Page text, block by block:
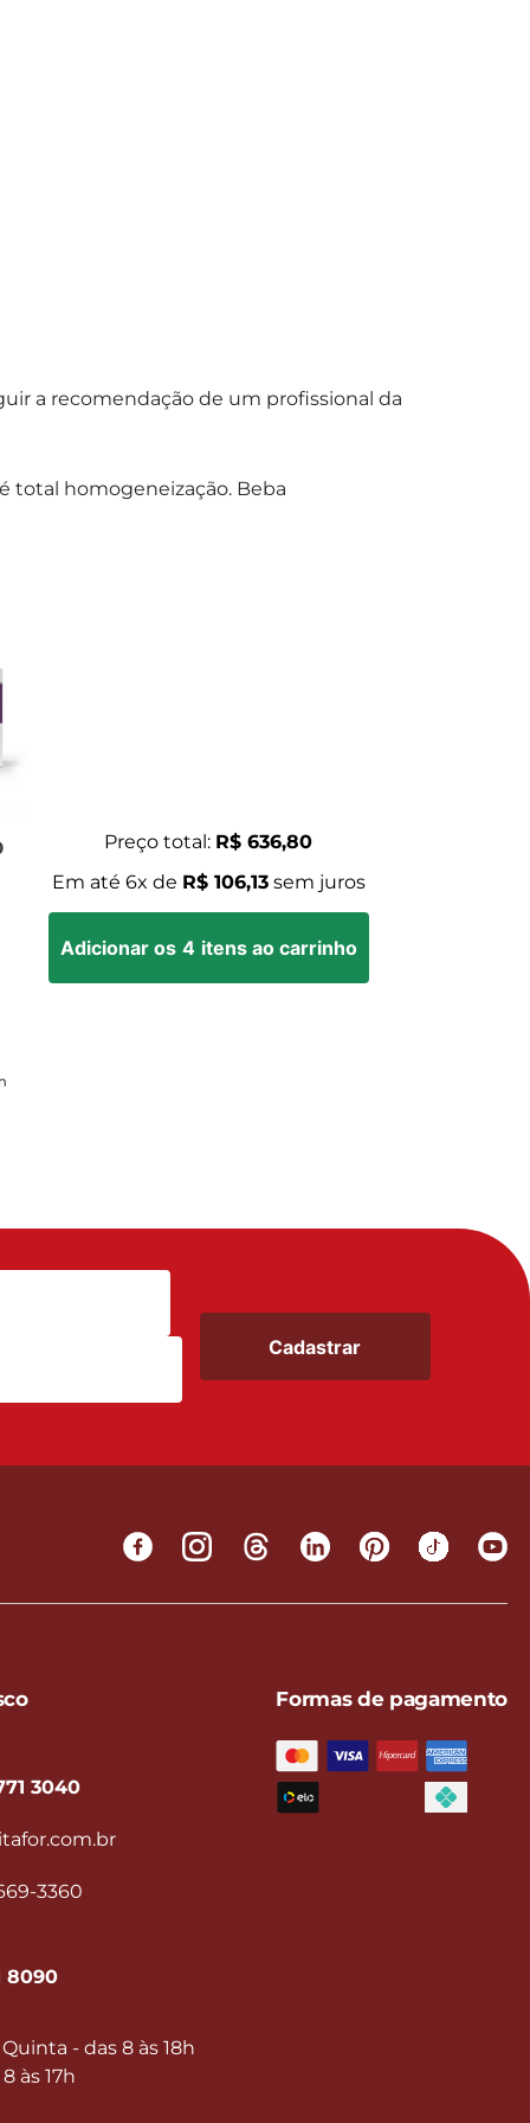
a recomendação de um profissional da
total homogeneização. Beba
Preço total: R$ 636,80
Em até 6x de R$ 106,13sem juros
Adicionar os 4 itens ao carrinho
Cadastrar
3040
3360
8090
- das 8 às 18h
às 17h
Formas de pagamento